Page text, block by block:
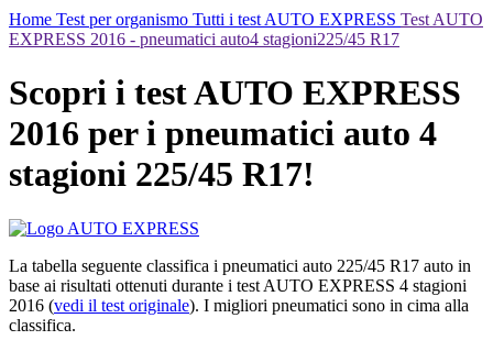
Home Test per organismo Tutti i test AUTO EXPRESS Test AUTO
EXPRESS 2016 - pneumatici auto4 stagioni225/45 R17
Scopri i test AUTO EXPRESS
2016 per i pneumatici auto 4
stagioni 225/45 R17!
La tabella seguente classifica i pneumatici auto 225/45 R17 auto in
base ai risultati ottenuti durante i test AUTO EXPRESS 4 stagioni
2016 (vedi il test originale). I migliori pneumatici sono in cima alla
classifica.